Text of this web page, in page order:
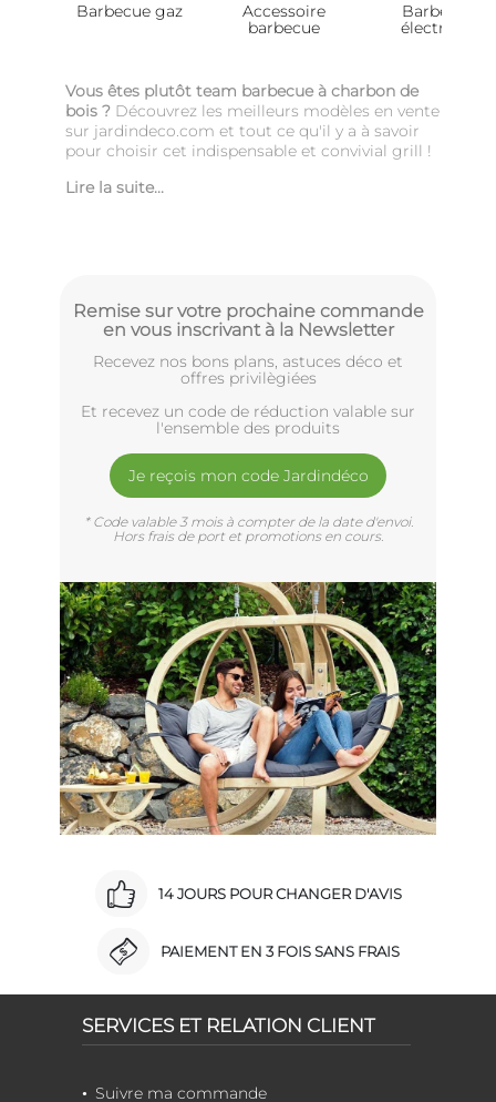
Barbecue gaz
Accessoire
barbecue
Barbecue
électrique
Vous êtes plutôt team barbecue à charbon de
bois ? Découvrez les meilleurs modèles en vente
sur jardindeco.com et tout ce qu'il y a à savoir
pour choisir cet indispensable et convivial grill !
Lire la suite...
Remise sur votre prochaine commande
en vous inscrivant à la Newsletter
Recevez nos bons plans, astuces déco et
offres privilègiées
Et recevez un code de réduction valable sur
l'ensemble des produits
Je reçois mon code Jardindéco
* Code valable 3 mois à compter de la date d'envoi.
Hors frais de port et promotions en cours.
14 JOURS POUR CHANGER D'AVIS
PAIEMENT EN 3 FOIS SANS FRAIS
SERVICES ET RELATION CLIENT
Suivre ma commande